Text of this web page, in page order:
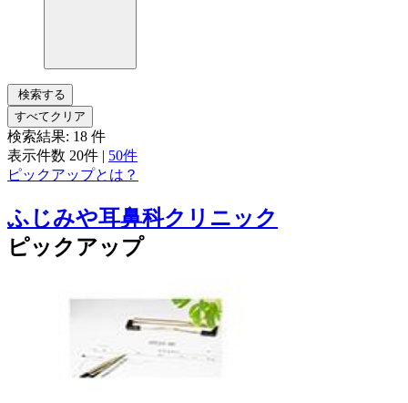
検索する
すべてクリア
検索結果: 18 件
表示件数 20件 | 50件
ピックアップとは？
ふじみや耳鼻科クリニック
ピックアップ